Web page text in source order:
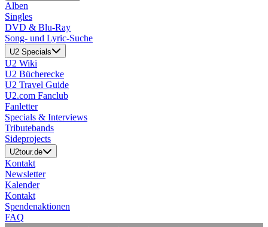
Alben
Singles
DVD & Blu-Ray
Song- und Lyric-Suche
U2 Specials
U2 Wiki
U2 Bücherecke
U2 Travel Guide
U2.com Fanclub
Fanletter
Specials & Interviews
Tributebands
Sideprojects
U2tour.de
Kontakt
Newsletter
Kalender
Kontakt
Spendenaktionen
FAQ